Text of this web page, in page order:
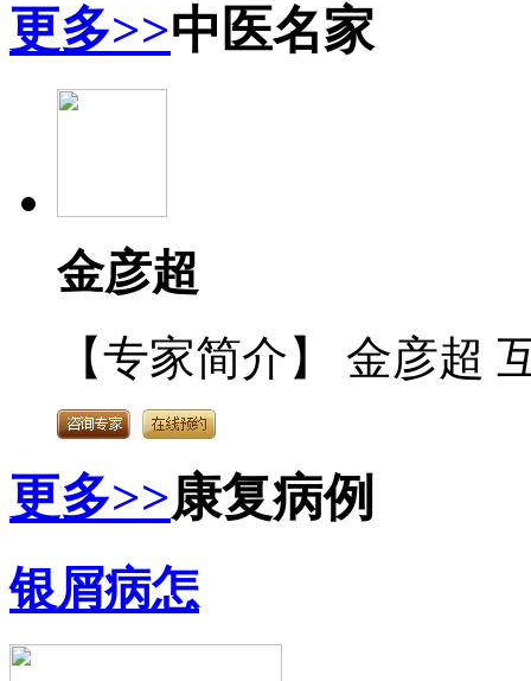
更多>>中医名家
金彦超
【专家简介】 金彦超
更多>>康复病例
银屑病怎